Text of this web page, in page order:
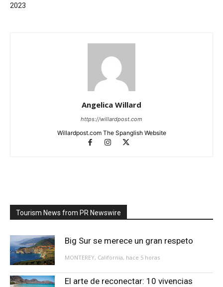
2023
Angelica Willard
https://willardpost.com
Willardpost.com The Spanglish Website
Tourism News from PR Newswire
Big Sur se merece un gran respeto
MONTEREY, California, hace 5 horas
El arte de reconectar: 10 vivencias